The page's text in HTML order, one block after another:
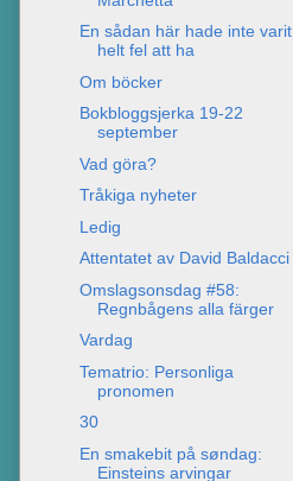
En sådan här hade inte varit
helt fel att ha
Om böcker
Bokbloggsjerka 19-22
september
Vad göra?
Tråkiga nyheter
Ledig
Attentatet av David Baldacci
Omslagsonsdag #58:
Regnbågens alla färger
Vardag
Tematrio: Personliga
pronomen
30
En smakebit på søndag:
Einsteins arvingar